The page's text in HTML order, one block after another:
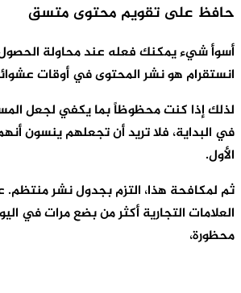
حافظ على تقويم محتوى متسق
أسوأ شيء يمكنك فعله عند محاولة
انستقرام هو نشر المحتوى في أوقات
لذلك إذا كنت محظوظاً بما يكفي لجعل
في البداية، فلا تريد أن تجعلهم ينسون
الأول.
ثم لمكافحة هذا، التزم بجدول نشر منتظم.
العلامات التجارية أكثر من بضع مرات في
محظورة،